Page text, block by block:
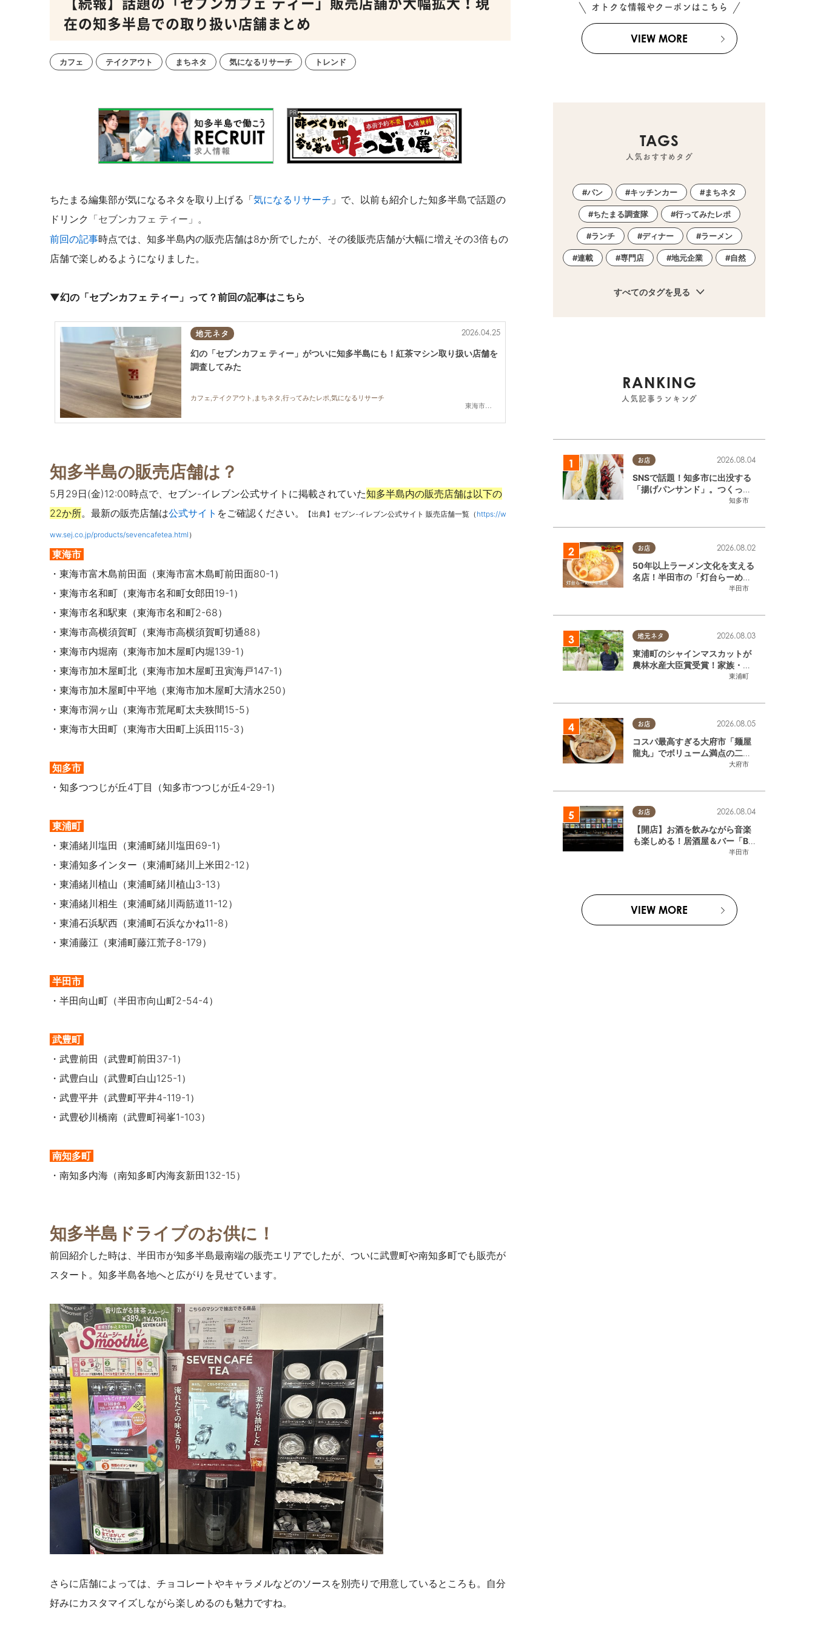
在の知多半島での取り扱い店舗まとめ
カフェ テイクアウト まちネタ 気になるリサーチ トレンド
ちたまる編集部が気になるネタを取り上げる「気になるリサーチ 」で、以前も紹介した知多半島で話題の
ドリンク
「セブンカフェ ティー」。
前回の記事時点では、知多半島内の販売店舗は8か所でしたが、その後販売店舗が大幅に増えその3倍もの
店舗で楽しめるようになりました。
▼幻の「セブンカフェ ティー」って？前回の記事はこちら
地元ネタ
東海市,知多市,半田市
2026.04.25
幻の「セブンカフェ ティー」がついに知多半島にも！紅茶マシン取り扱い店舗を
調査してみた
カフェ,テイクアウト,まちネタ,行ってみたレポ,気になるリサーチ
知多半島の販売店舗は？
5月29日(金)12:00時点で、セブン-イレブン公式サイトに掲載されていた知多半島内の販売店舗は以下の
22か所。最新の販売店舗は公式サイト をご確認ください。 【出典】セブン-イレブン公式サイト 販売店舗一覧（ https://w
ww.sej.co.jp/products/sevencafetea.html ）
東海市
・ 東海市富木島前田面（東海市富木島町前田面80-1）
・ 東海市名和町（東海市名和町女郎田19-1）
・東海市名和駅東（東海市名和町2-68）
・東海市高横須賀町（東海市高横須賀町切通88）
・東海市内堀南（東海市加木屋町内堀139-1）
・東海市加木屋町北（東海市加木屋町丑寅海戸147-1）
・東海市加木屋町中平地（東海市加木屋町大清水250）
・東海市洞ヶ山（東海市荒尾町太夫狭間15-5）
・東海市大田町（東海市大田町上浜田115-3）
知多市
・知多つつじが丘4丁目（知多市つつじが丘4-29-1）
東浦町
・東浦緒川塩田（東浦町緒川塩田69-1）
・東浦知多インター（東浦町緒川上米田2-12）
・東浦緒川植山（東浦町緒川植山3-13）
・東浦緒川相生（東浦町緒川両筋道11-12）
・東浦石浜駅西（東浦町石浜なかね11-8）
・東浦藤江（東浦町藤江荒子8-179）
半田市
・半田向山町（半田市向山町2-54-4）
武豊町
・武豊前田（武豊町前田37-1）
・武豊白山（武豊町白山125-1）
・武豊平井（武豊町平井4-119-1）
・武豊砂川橋南（武豊町祠峯1-103）
南知多町
・南知多内海（南知多町内海亥新田132-15）
知多半島ドライブのお供に！
前回紹介した時は、半田市が知多半島最南端の販売エリアでしたが、ついに武豊町や南知多町でも販売が
スタート。知多半島各地へと広がりを見せています。
さらに店舗によっては、チョコレートやキャラメルなどのソースを別売りで用意しているところも。自分
好みにカスタマイズしながら楽しめるのも魅力ですね。
オトクな情報やクーポンはこちら
VIEW MORE
TAGS
人気おすすめタグ
パン キッチンカー まちネタ
ちたまる調査隊 行ってみたレポ
ランチ ディナー ラーメン
連載 専門店 地元企業 自然
すべてのタグを見る
RANKING
人気記事ランキング
お店
知多市
2026.08.04
SNSで話題！知多市に出没する
「揚げパンサンド」。つくって
いるのはお祭りお兄さん!?【ち
お店
半田市
2026.08.02
50年以上ラーメン文化を支える
名店！半田市の「灯台らーめん
半田店」へ【熱血ラーメン伝 8
地元ネタ
東浦町
2026.08.03
東浦町のシャインマスカットが
農林水産大臣賞受賞！家族・仲
間と歩んだ「水野農園」ブドウ
お店
大府市
2026.08.05
コスパ最高すぎる大府市「麺屋
龍丸」でボリューム満点の二郎
系ラーメンを堪能してきた
お店
半田市
2026.08.04
【開店】お酒を飲みながら音楽
も楽しめる！居酒屋＆バー「BL
OOMY (ブルーミー)」が7/3
VIEW MORE